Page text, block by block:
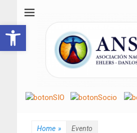
Abrir barra de herramientas
Home » Evento